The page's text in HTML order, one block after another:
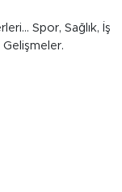
Spor, Sağlık, İş